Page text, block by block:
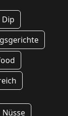
Dip
Nüsse